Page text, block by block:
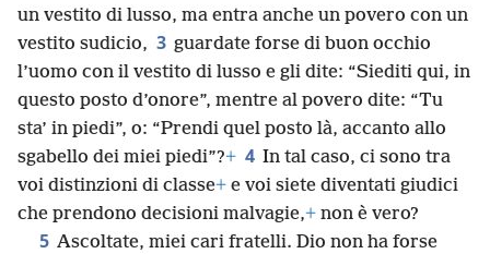
un vestito di lusso, ma entra anche un povero con un
vestito sudicio, 3 guardate forse di buon occhio
l’uomo con il vestito di lusso e gli dite: “Siediti qui, in
questo posto d’onore”, mentre al povero dite: “Tu
sta’ in piedi”, o: “Prendi quel posto là, accanto allo
sgabello dei miei piedi”?+ 4 In tal caso, ci sono tra
voi distinzioni di classe+ e voi siete diventati giudici
che prendono decisioni malvagie,+ non è vero?
5 Ascoltate, miei cari fratelli. Dio non ha forse